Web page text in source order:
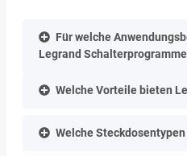
Für welche
Legrand
Welche Vorteile bieten
Welche